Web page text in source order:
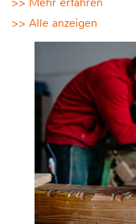
>> Alle anzeigen